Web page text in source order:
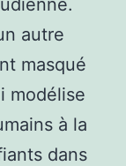
autre
masqué
modélise
à la
dans